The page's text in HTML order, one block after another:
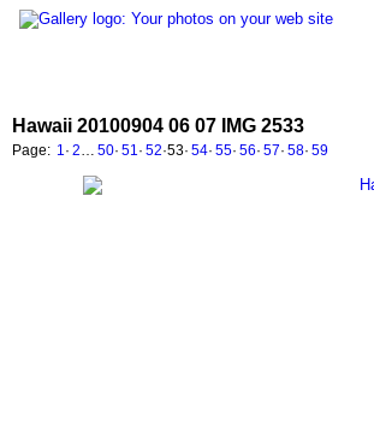
Hawaii 20100904 06 07 IMG 2533
Page: 1 · 2 50· 51 · 52·53· 54· 55· 56· 57· 58· 59